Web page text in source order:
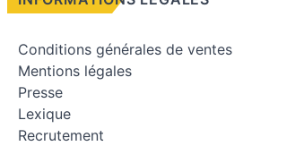
Conditions générales de ventes
Mentions légales
Presse
Lexique
Recrutement